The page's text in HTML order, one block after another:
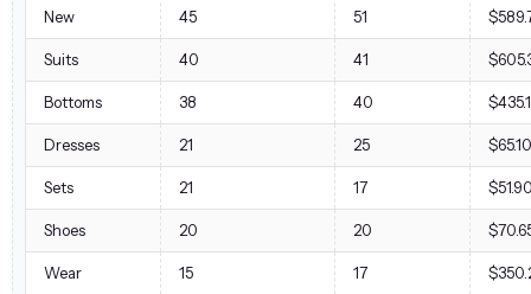
New 45 51
Suits 40 41
Bottoms 38 40
Dresses 21 25 $65.10
Sets 21 17
Shoes 20 20
Wear 15 17